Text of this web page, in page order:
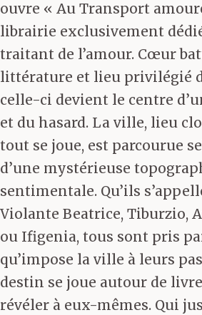
ouvre « Au Transport
librairie exclusivement
traitant de l’amour. Cœur
littérature et lieu privilégié
celle-ci devient le centre
et du hasard. La ville, lieu
tout se joue, est parcourue
d’une mystérieuse
sentimentale. Qu’ils
Violante Beatrice, Tiburzio,
ou Ifigenia, tous sont pris
qu’impose la ville à leurs
destin se joue autour de
révéler à eux-mêmes. Qui